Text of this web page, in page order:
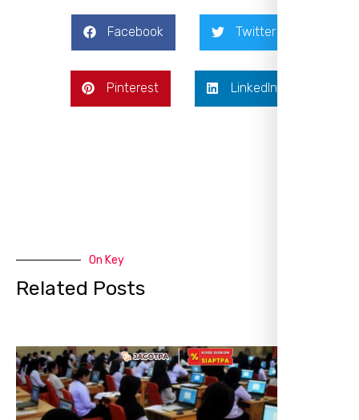
Facebook Twitter
Pinterest LinkedIn
On Key
Related Posts